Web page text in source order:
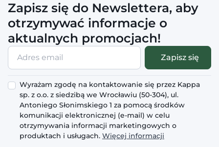
Zapisz się do Newslettera, aby
otrzymywać informacje o
aktualnych promocjach!
Adres
email
Zapisz się
Wyrażam zgodę na kontaktowanie się przez Kappa
sp. z o.o. z siedzibą we Wrocławiu (50-304), ul.
Antoniego Słonimskiego 1 za pomocą środków
komunikacji elektronicznej (e-mail) w celu
otrzymywania informacji marketingowych o
produktach i usługach. Więcej informacji